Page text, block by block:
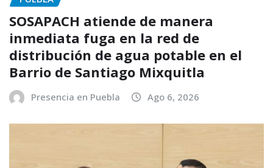
SOSAPACH atiende de manera
inmediata fuga en la red de
distribución de agua potable en el
Barrio de Santiago Mixquitla
Presencia en Puebla Ago 6, 2026